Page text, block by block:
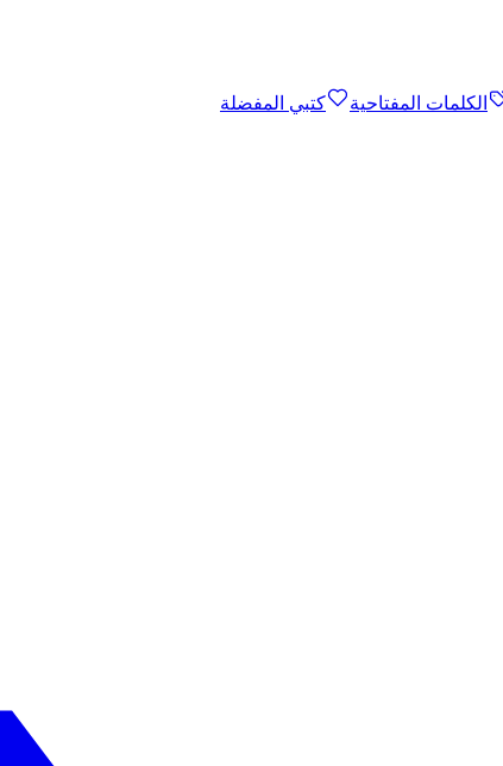
الكلمات المفتاحية
كتبي المفضلة